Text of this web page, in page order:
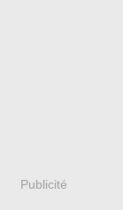
Publicité